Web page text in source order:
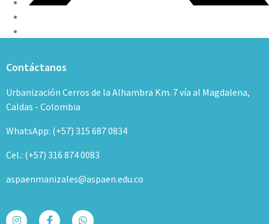
Contáctanos
Urbanización Cerros de la Alhambra Km. 7 vía al Magdalena,
Caldas - Colombia
WhatsApp: (+57) 315 687 0834
Cel.: (+57) 316 874 0083
aspaenmanizales@aspaen.edu.co